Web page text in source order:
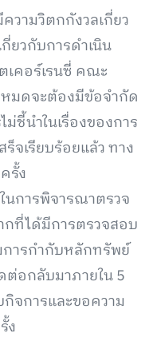
วามวิตกกังวลเกี่ยว
ยวกับการดำเนิน
เคอร์เรนซี่ คณะ
หมดจะต้องมีข้อจำกัด
ชี้นำในเรื่องของการ
ร็จเรียบร้อยแล้ว ทาง
รั้ง
นการพิจารณาตรวจ
กที่ได้มีการตรวจสอบ
ารกำกับหลักทรัพย์
อกลับมาภายใน 5
จการและขอความ
ง